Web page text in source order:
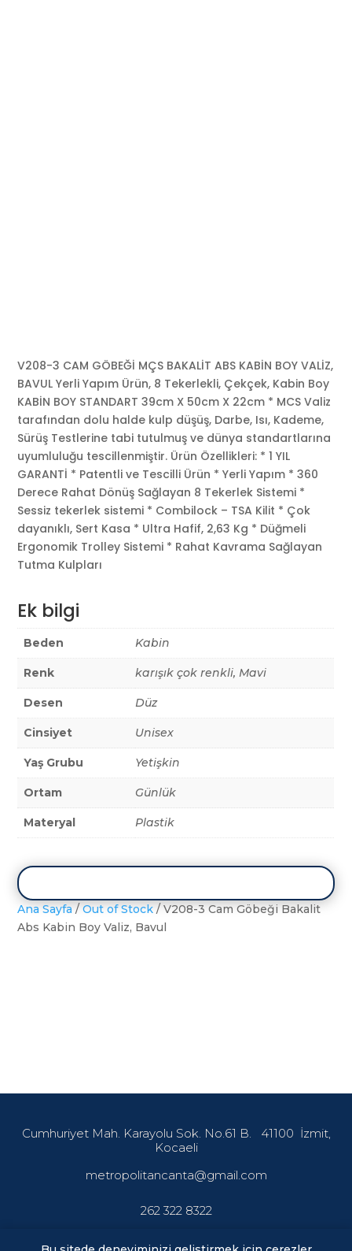
V208-3 CAM GÖBEĞİ MÇS BAKALİT ABS KABİN BOY VALİZ,
BAVUL Yerli Yapım Ürün, 8 Tekerlekli, Çekçek, Kabin Boy
KABİN BOY STANDART 39cm X 50cm X 22cm * MCS Valiz
tarafından dolu halde kulp düşüş, Darbe, Isı, Kademe,
Sürüş Testlerine tabi tutulmuş ve dünya standartlarına
uyumluluğu tescillenmiştir. Ürün Özellikleri: * 1 YIL
GARANTİ * Patentli ve Tescilli Ürün * Yerli Yapım * 360
Derece Rahat Dönüş Sağlayan 8 Tekerlek Sistemi *
Sessiz tekerlek sistemi * Combilock – TSA Kilit * Çok
dayanıklı, Sert Kasa * Ultra Hafif, 2,63 Kg * Düğmeli
Ergonomik Trolley Sistemi * Rahat Kavrama Sağlayan
Tutma Kulpları
Ek bilgi
Beden Kabin
Renk karışık çok renkli, Mavi
Desen Düz
Cinsiyet Unisex
Yaş Grubu Yetişkin
Ortam Günlük
Materyal Plastik
Ana Sayfa /Out of Stock / V208-3 Cam Göbeği Bakalit
Abs Kabin Boy Valiz, Bavul
Cumhuriyet Mah. Karayolu Sok. No.61 B. 41100 İzmit,
Kocaeli
metropolitancanta@gmail.com
262 322 8322